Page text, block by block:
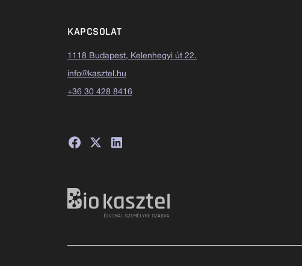
KAPCSOLAT
1118 Budapest, Kelenhegyi út 22.
info@kasztel.hu
+36 30 428 8416